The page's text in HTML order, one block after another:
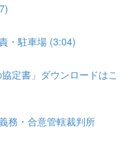
・駐車場 (3:04)
定書」ダウンロードはこ
務・合意管轄裁判所